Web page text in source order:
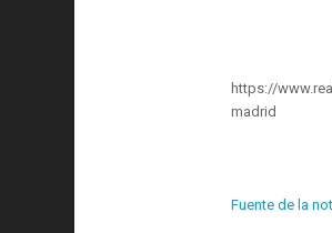
https://
madrid
Fuente de la